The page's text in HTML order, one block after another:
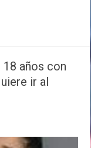
18 años con
ir al